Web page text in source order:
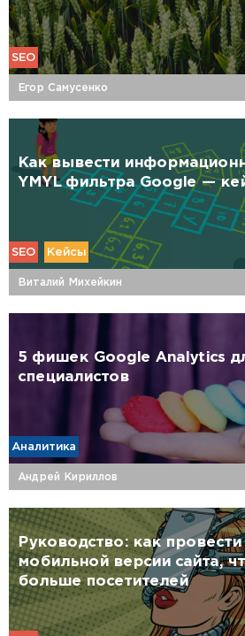
SEO
Егор Самусенко
Как вывести
YMYL фильтра Google —
SEO Кейсы
Виталий Михейкин
5 фишек Google Analytics
специалистов
Аналитика
Андрей Кириллов
Руководство: как провести
мобильной версии сайта,
больше посетителей